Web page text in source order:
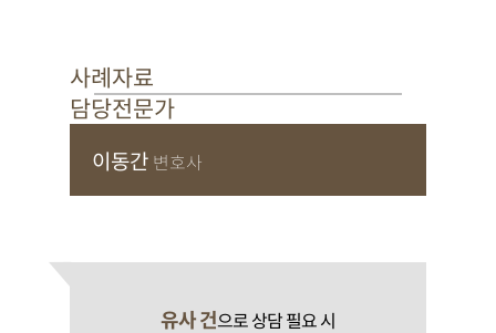
사례자료
담당전문가
이동간 변호사
유사 건으로 상담 필요 시